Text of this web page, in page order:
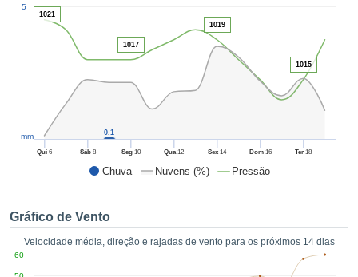
a
o
no
como
ACEITAR
CONFIGURAÇÕES
Chuva Nuvens (%) Pressão
50
Qui 6 Sáb8 Seg10 Qua12 Sex 14 Dom16 Ter 18
5
mm 0.1
1021
1017
1019
1015
Gráfico de Vento
Velocidade média, direção e rajadas de vento para os próximos 14 dias
60